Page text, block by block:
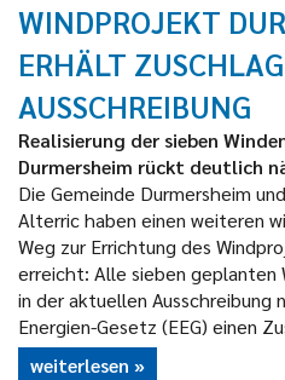
WINDPROJEKT
ERHÄLT
AUSSCHREIBUNG
Realisierung der sieben
Durmersheim rückt deutlich
Die Gemeinde Durmersheim
Alterric haben einen weiteren
Weg zur Errichtung des
erreicht: Alle sieben geplanten
in der aktuellen Ausschreibung
Energien-Gesetz (EEG) einen
weiterlesen